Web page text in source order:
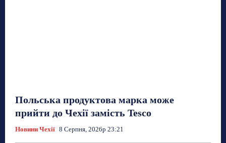
Польська продуктова марка може
прийти до Чехії замість Tesco
Новини Чехії 8 Серпня, 2026р 23:21